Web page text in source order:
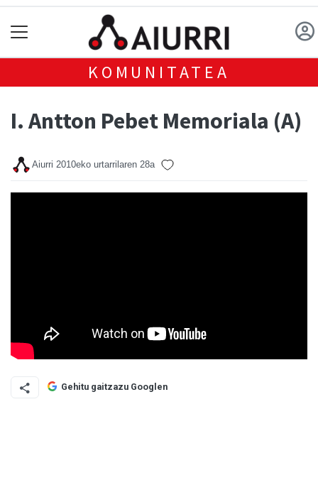
KOMUNITATEA
I. Antton Pebet Memoriala (A)
Aiurri 2010eko urtarrilaren 28a
Gehitu gaitzazu Googlen